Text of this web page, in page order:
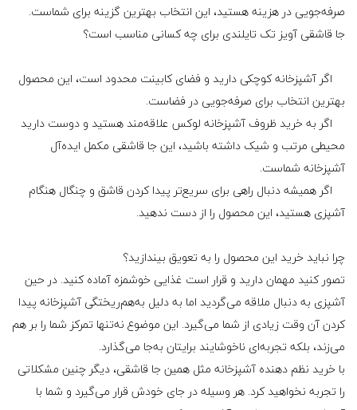
صرفه‌جویی در هزینه هستید، این انتخاب بهترین گزینه برای شماست.
جا قاشقی آویز تک تایلندی برای چه کسانی مناسب است؟
اگر آشپزخانه کوچکی دارید و فضای کابینت محدود است، این محصول
بهترین انتخاب برای صرفه‌جویی در فضاست.
اگر به خرید ظروف آشپزخانه لوکس علاقه‌مند هستید و دوست دارید
محیطی مرتب و شیک داشته باشید، این جا قاشقی مکمل ایده‌آل
آشپزخانه شماست.
اگر همیشه دنبال راهی برای سریع‌تر پیدا کردن قاشق و چنگال هنگام
آشپزی هستید، این محصول را از دست ندهید.
چرا نباید خرید این محصول را به تعویق بیندازید؟
تصور کنید مهمان دارید و قرار است غذایی خوشمزه آماده کنید. در حین
آشپزی به دنبال ملاقه می‌گردید اما به دلیل به‌هم‌ریختگی آشپزخانه پیدا
کردن آن وقت زیادی از شما می‌گیرد. این موضوع نه‌تنها تمرکز شما را بر هم
می‌زند، بلکه تجربه‌ای ناخوشایند برایتان به‌جا می‌گذارد.
با خرید نظم دهنده آشپزخانه مثل همین جا قاشقی، دیگر چنین مشکلاتی
را تجربه نخواهید کرد. هر وسیله در جای خودش قرار می‌گیرد و شما با